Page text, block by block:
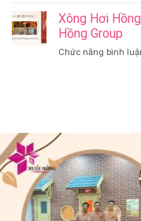
Xông Hơi
Hồng Group
Chức năng bình